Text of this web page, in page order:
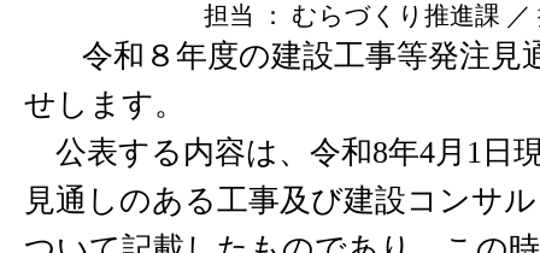
担当 ： むらづくり推進課 ／
令和８年度の建設工事等発注見
せします。
公表する内容は、令和8年4月1日
見通しのある工事及び建設コンサ